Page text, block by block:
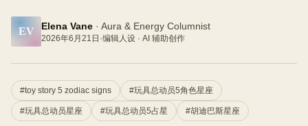
EV Elena Vane · Aura & Energy Columnist
2026年6月21日 ·编辑人设 · AI 辅助创作
#toy story 5 zodiac signs #玩具总动员5角色星座
#玩具总动员星座 #玩具总动员5占星 #胡迪巴斯星座